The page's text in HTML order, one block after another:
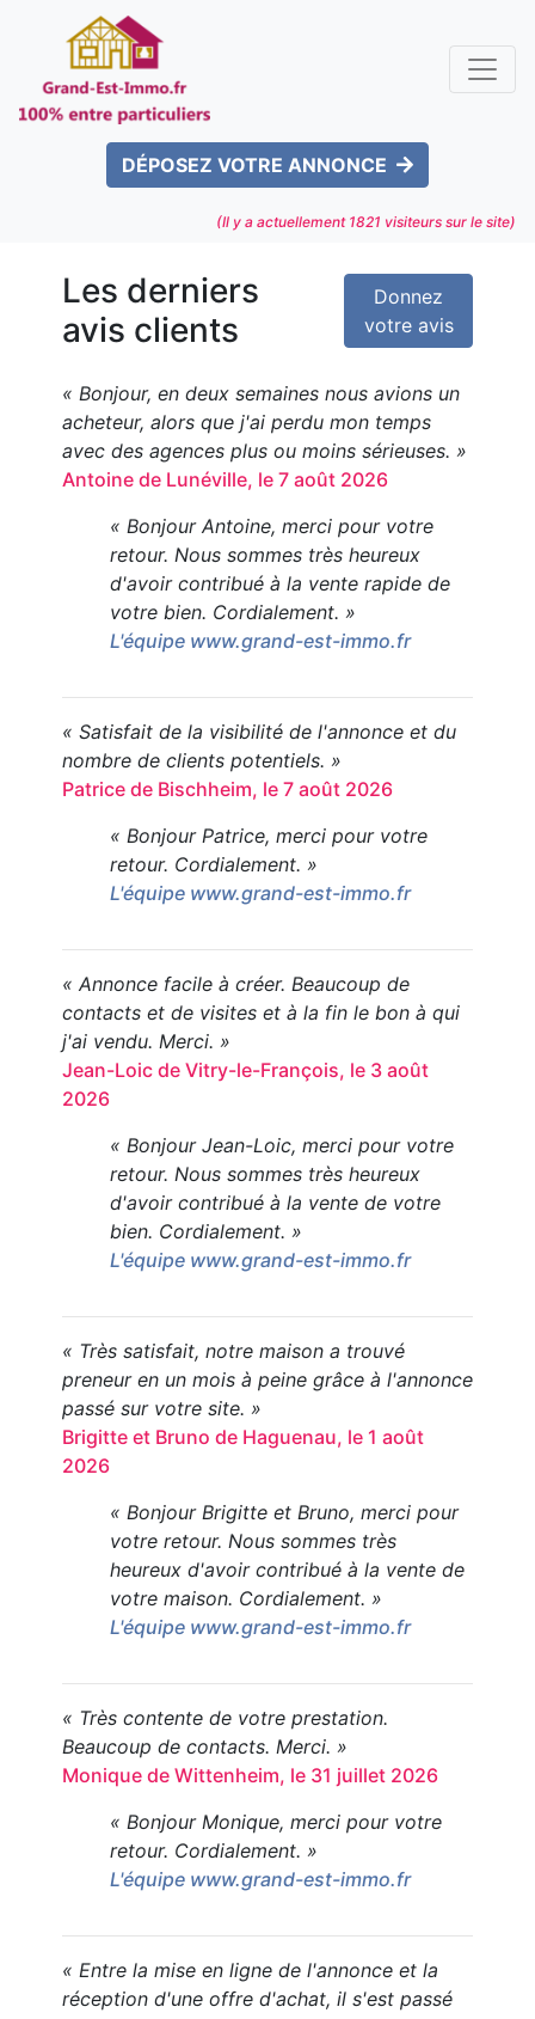
DÉPOSEZ VOTRE ANNONCE
(Il y a actuellement 1821 visiteurs sur le site)
Les derniers
avis clients
Donnez
votre avis
« Bonjour, en deux semaines nous avions un
acheteur, alors que j'ai perdu mon temps
avec des agences plus ou moins sérieuses. »
Antoine de Lunéville, le 7 août 2026
« Bonjour Antoine, merci pour votre
retour. Nous sommes très heureux
d'avoir contribué à la vente rapide de
votre bien. Cordialement. »
L'équipe www.grand-est-immo.fr
« Satisfait de la visibilité de l'annonce et du
nombre de clients potentiels. »
Patrice de Bischheim, le 7 août 2026
« Bonjour Patrice, merci pour votre
retour. Cordialement. »
L'équipe www.grand-est-immo.fr
« Annonce facile à créer. Beaucoup de
contacts et de visites et à la fin le bon à qui
j'ai vendu. Merci. »
Jean-Loic de Vitry-le-François, le 3 août
2026
« Bonjour Jean-Loic, merci pour votre
retour. Nous sommes très heureux
d'avoir contribué à la vente de votre
bien. Cordialement. »
L'équipe www.grand-est-immo.fr
« Très satisfait, notre maison a trouvé
preneur en un mois à peine grâce à l'annonce
passé sur votre site. »
Brigitte et Bruno de Haguenau, le 1 août
2026
« Bonjour Brigitte et Bruno, merci pour
votre retour. Nous sommes très
heureux d'avoir contribué à la vente de
votre maison. Cordialement. »
L'équipe www.grand-est-immo.fr
« Très contente de votre prestation.
Beaucoup de contacts. Merci. »
Monique de Wittenheim, le 31 juillet 2026
« Bonjour Monique, merci pour votre
retour. Cordialement. »
L'équipe www.grand-est-immo.fr
« Entre la mise en ligne de l'annonce et la
réception d'une offre d'achat, il s'est passé